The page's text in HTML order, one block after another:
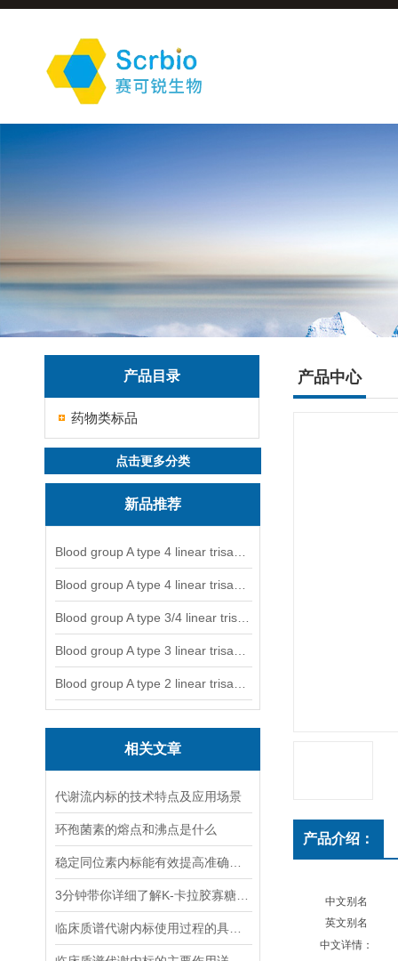
产品目录
药物类标品
点击更多分类
新品推荐
相关文章
代谢流内标的技术特点及应用场景
环孢菌素的熔点和沸点是什么
产品中心
产品介绍：
中文别名
英文别名
中文详情：